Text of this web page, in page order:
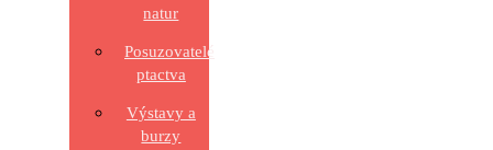
natur
Posuzovatelé
ptactva
Výstavy a
burzy